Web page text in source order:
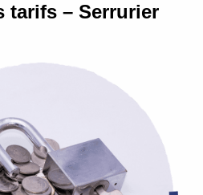
tarifs – Serrurier